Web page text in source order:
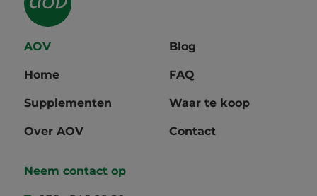
AOV
Home
Supplementen
Over AOV
Blog
FAQ
Waar te koop
Contact
Neem contact op